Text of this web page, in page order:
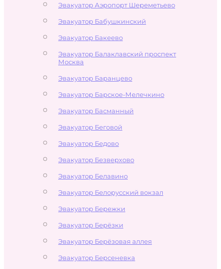
Эвакуатор Аэропорт Шереметьево
Эвакуатор Бабушкинский
Эвакуатор Бакеево
Эвакуатор Балаклавский проспект
Москва
Эвакуатор Баранцево
Эвакуатор Барское-Мелечкино
Эвакуатор Басманный
Эвакуатор Беговой
Эвакуатор Бедово
Эвакуатор Безверхово
Эвакуатор Белавино
Эвакуатор Белорусский вокзал
Эвакуатор Бережки
Эвакуатор Берёзки
Эвакуатор Берёзовая аллея
Эвакуатор Берсеневка